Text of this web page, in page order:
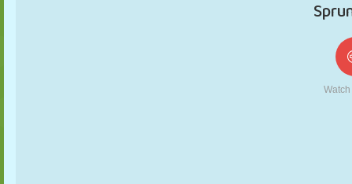
TIC TAC TOE